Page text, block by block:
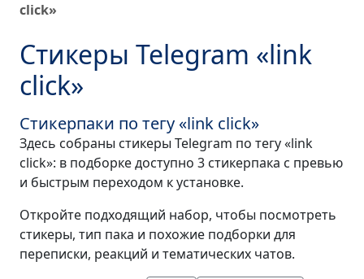
click»
Стикеры Telegram «link
click»
Стикерпаки по тегу «link click»
Здесь собраны стикеры Telegram по тегу «link
click»: в подборке доступно 3 стикерпака с превью
и быстрым переходом к установке.
Откройте подходящий набор, чтобы посмотреть
стикеры, тип пака и похожие подборки для
переписки, реакций и тематических чатов.